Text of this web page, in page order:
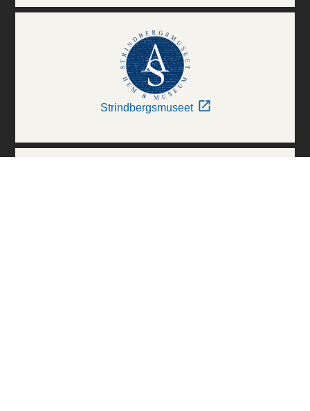
Strindbergsmuseet